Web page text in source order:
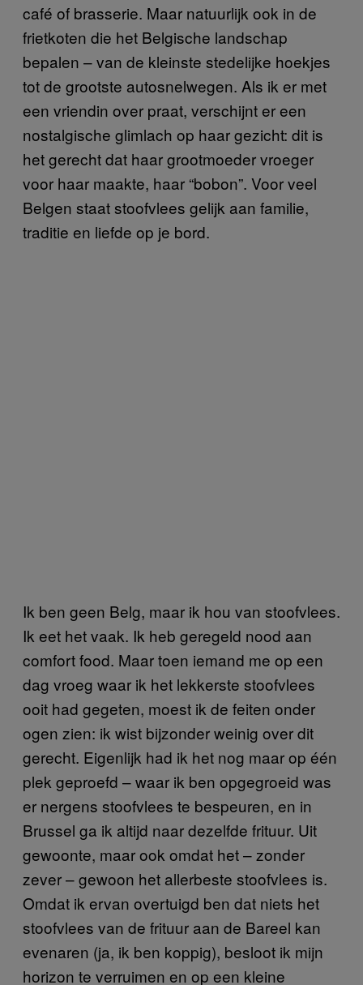
café of brasserie. Maar natuurlijk ook in de
frietkoten die het Belgische landschap
bepalen – van de kleinste stedelijke hoekjes
tot de grootste autosnelwegen. Als ik er met
een vriendin over praat, verschijnt er een
nostalgische glimlach op haar gezicht: dit is
het gerecht dat haar grootmoeder vroeger
voor haar maakte, haar “bobon”. Voor veel
Belgen staat stoofvlees gelijk aan familie,
traditie en liefde op je bord.
Ik ben geen Belg, maar ik hou van stoofvlees.
Ik eet het vaak. Ik heb geregeld nood aan
comfort food. Maar toen iemand me op een
dag vroeg waar ik het lekkerste stoofvlees
ooit had gegeten, moest ik de feiten onder
ogen zien: ik wist bijzonder weinig over dit
gerecht. Eigenlijk had ik het nog maar op één
plek geproefd – waar ik ben opgegroeid was
er nergens stoofvlees te bespeuren, en in
Brussel ga ik altijd naar dezelfde frituur. Uit
gewoonte, maar ook omdat het – zonder
zever – gewoon het allerbeste stoofvlees is.
Omdat ik ervan overtuigd ben dat niets het
stoofvlees van de frituur aan de Bareel kan
evenaren (ja, ik ben koppig), besloot ik mijn
horizon te verruimen en op een kleine